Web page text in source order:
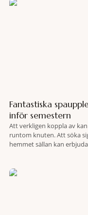
Fantastiska
inför semestern
Att verkligen koppla av
runtom knuten. Att söka
hemmet sällan kan